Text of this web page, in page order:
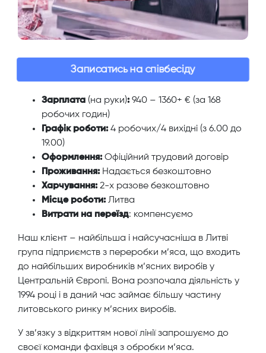
Записатись на співбесіду
Зарплата (на руки): 940 – 1360+ € (за 168
робочих годин)
Графік роботи: 4 робочих/4 вихідні (з 6.00 до
19.00)
Оформлення: Офіційний трудовий договір
Проживання: Надається безкоштовно
Харчування: 2-х разове безкоштовно
Місце роботи: Литва
Витрати на переїзд: компенсуємо
Наш клієнт – найбільша і найсучасніша в Литві
група підприємств з переробки м’яса, що входить
до найбільших виробників м’ясних виробів у
Центральній Європі. Вона розпочала діяльність у
1994 році і в даний час займає більшу частину
литовського ринку м’ясних виробів.
У зв’язку з відкриттям нової лінії запрошуємо до
своєї команди фахівця з обробки м’яса.